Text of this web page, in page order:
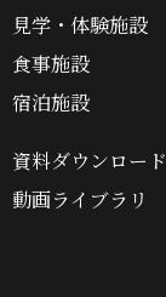
見学・体験施設
食事施設
宿泊施設
資料ダウンロード
動画ライブラリ